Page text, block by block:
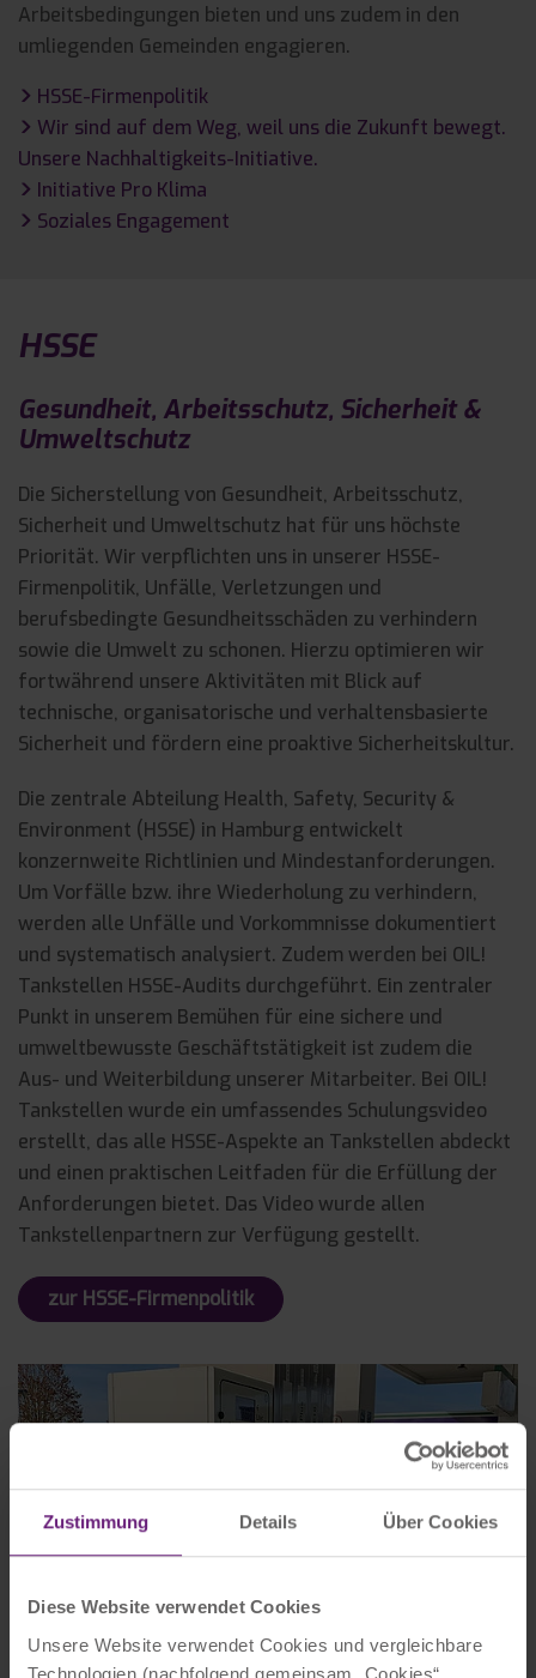
Zustimmung Details Über Cookies
Diese Website verwendet Cookies
Unsere Website verwendet Cookies und vergleichbare
Technologien (nachfolgend gemeinsam „Cookies“
Arbeitsbedingungen bieten und uns zudem in den
umliegenden Gemeinden engagieren.
 HSSE-Firmenpolitik
 Wir sind auf dem Weg, weil uns die Zukunft bewegt.
Unsere Nachhaltigkeits-Initiative.
 Initiative Pro Klima
 Soziales Engagement
HSSE
Gesundheit, Arbeitsschutz, Sicherheit &
Umweltschutz
Die Sicherstellung von Gesundheit, Arbeitsschutz,
Sicherheit und Umweltschutz hat für uns höchste
Priorität. Wir verpflichten uns in unserer HSSE-
Firmenpolitik, Unfälle, Verletzungen und
berufsbedingte Gesundheitsschäden zu verhindern
sowie die Umwelt zu schonen. Hierzu optimieren wir
fortwährend unsere Aktivitäten mit Blick auf
technische, organisatorische und verhaltensbasierte
Sicherheit und fördern eine proaktive Sicherheitskultur.
Die zentrale Abteilung Health, Safety, Security &
Environment (HSSE) in Hamburg entwickelt
konzernweite Richtlinien und Mindestanforderungen.
Um Vorfälle bzw. ihre Wiederholung zu verhindern,
werden alle Unfälle und Vorkommnisse dokumentiert
und systematisch analysiert. Zudem werden bei OIL!
Tankstellen HSSE-Audits durchgeführt. Ein zentraler
Punkt in unserem Bemühen für eine sichere und
umweltbewusste Geschäftstätigkeit ist zudem die
Aus- und Weiterbildung unserer Mitarbeiter. Bei OIL!
Tankstellen wurde ein umfassendes Schulungsvideo
erstellt, das alle HSSE-Aspekte an Tankstellen abdeckt
und einen praktischen Leitfaden für die Erfüllung der
Anforderungen bietet. Das Video wurde allen
Tankstellenpartnern zur Verfügung gestellt.
zur HSSE-Firmenpolitik